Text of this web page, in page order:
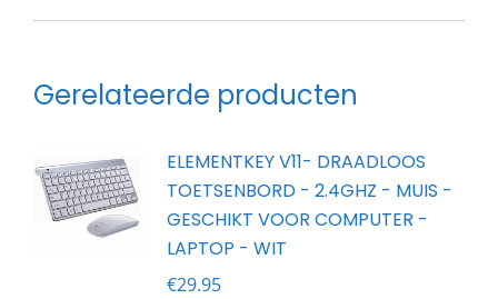
Gerelateerde producten
ELEMENTKEY V11- DRAADLOOS
TOETSENBORD - 2.4GHZ - MUIS -
GESCHIKT VOOR COMPUTER -
LAPTOP - WIT
€29.95